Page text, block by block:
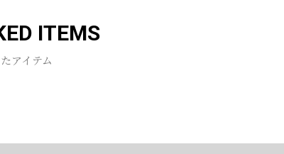
カートへ進むITEMS
アイテム